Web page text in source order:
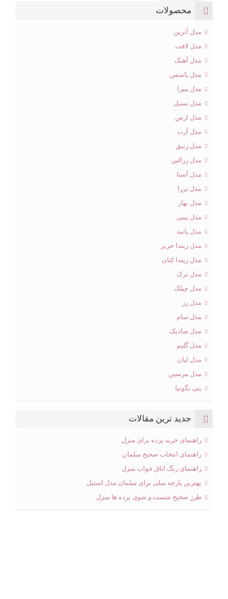
محصولات
مدل آترین
مدل لافت
مدل آهنک
مدل یاسمن
مدل میرا
مدل سنبل
مدل ارس
مدل آرت
مدل زنبق
مدل رزالین
مدل آسنا
مدل بررا
مدل بهار
مدل بیبی
مدل پانیذ
مدل ریندا حریر
مدل ریندا کتان
مدل ترک
مدل چیلک
مدل رز
مدل سام
مدل صادیک
مدل گلیم
مدل لیان
مدل مرسین
ینی بگونیا
جدید ترین مقالات
راهنمای خرید پرده برای منزل
راهنمای انتخاب صحیح مبلمان
راهنمای رنگ اتاق خواب منزل
بهترین پارچه مبلی برای مبلمان مدل استیل
طرز صحیح شست و شوی پرده ها منزل